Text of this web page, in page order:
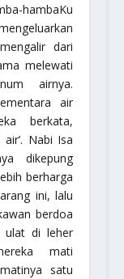
hambaKu
dari
melewati
airnya.
air
berkata,
Nabi Isa
dikepung
berharga
ini, lalu
berdoa
ulat di leher
mati
satu